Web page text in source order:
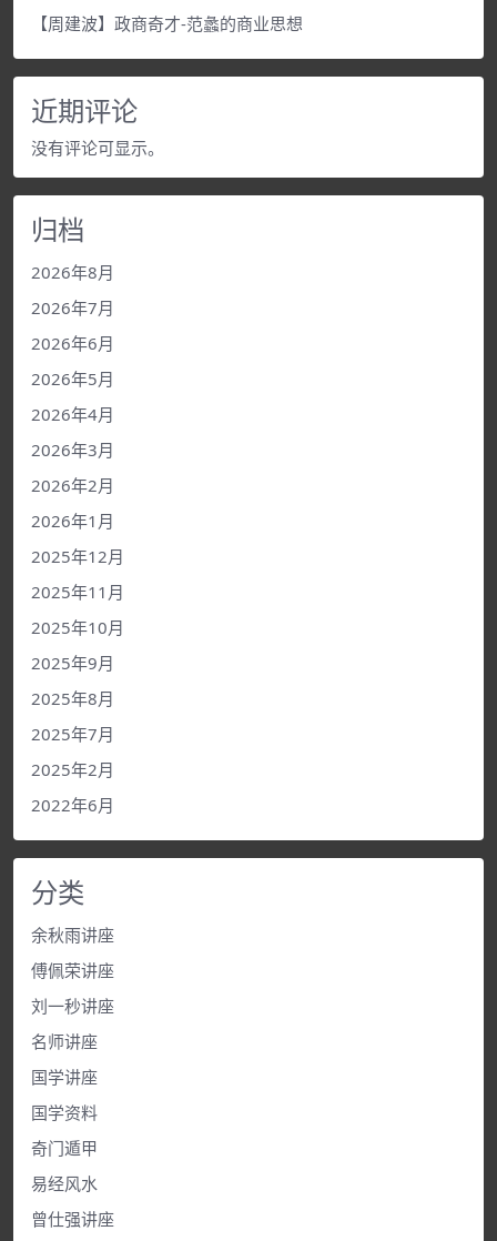
【周建波】政商奇才-范蠡的商业思想
近期评论
没有评论可显示。
归档
2026年8月
2026年7月
2026年6月
2026年5月
2026年4月
2026年3月
2026年2月
2026年1月
2025年12月
2025年11月
2025年10月
2025年9月
2025年8月
2025年7月
2025年2月
2022年6月
分类
余秋雨讲座
傅佩荣讲座
刘一秒讲座
名师讲座
国学讲座
国学资料
奇门遁甲
易经风水
曾仕强讲座